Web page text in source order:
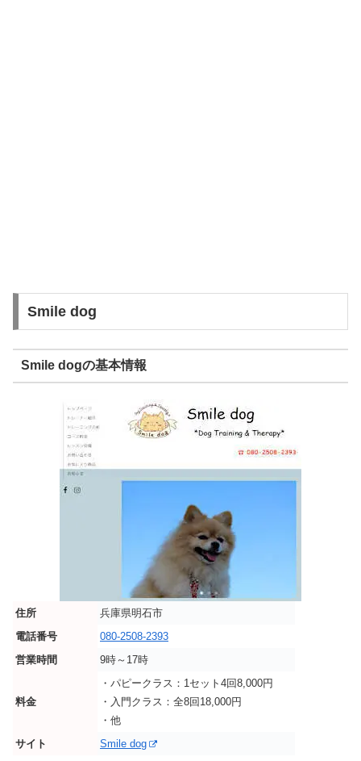
Smile dog
Smile dogの基本情報
住所
兵庫県明石市
電話番号
080-2508-2393
営業時間
9時～17時
料金
・パピークラス：1セット4回8,000円
・入門クラス：全8回18,000円
・他
サイト
Smile dog